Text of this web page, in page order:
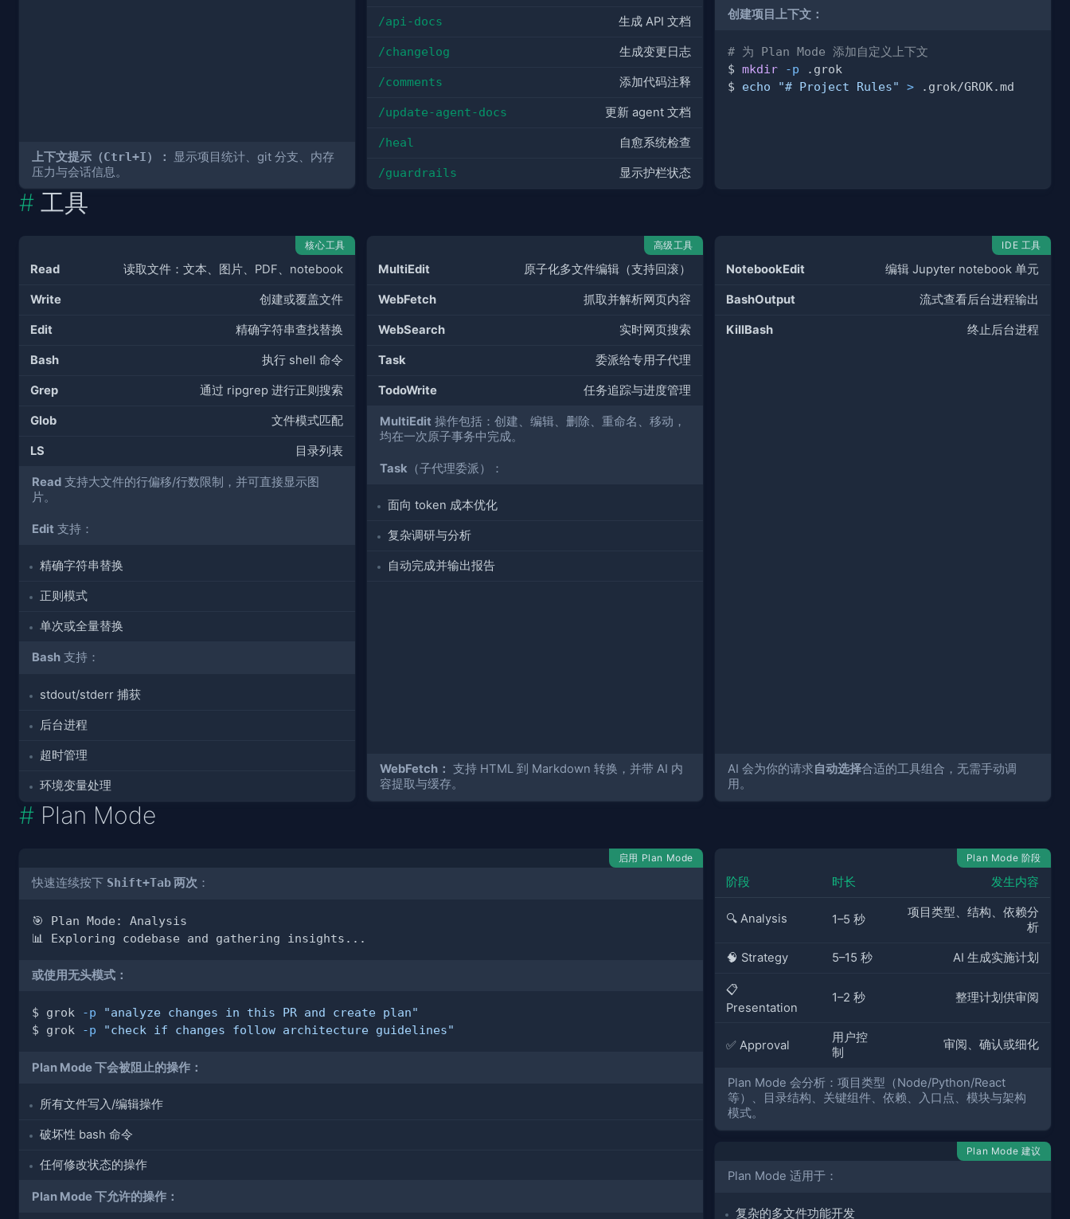
上下文提示（Ctrl+I）：
显示项目统计、git 分支、内存
压力与会话信息。
/api-docs 生成 API 文档
/changelog 生成变更日志
/comments 添加代码注释
/update-agent-docs 更新 agent 文档
/heal 自愈系统检查
/guardrails 显示护栏状态
创建项目上下文：
# 为 Plan Mode 添加自定义上下文
$ mkdir -p
$ echo "# Project Rules" >
工具
核心工具
Read 读取文件：文本、图片、PDF、notebook
Write 创建或覆盖文件
Edit 精确字符串查找替换
Bash 执行 shell 命令
Grep 通过 ripgrep 进行正则搜索
Glob 文件模式匹配
LS 目录列表
Read 支持大文件的行偏移/行数限制，并可直接显示图
片。
Edit 支持：
精确字符串替换
正则模式
单次或全量替换
Bash 支持：
stdout/stderr 捕获
后台进程
超时管理
环境变量处理
高级工具
MultiEdit 原子化多文件编辑（支持回滚）
WebFetch 抓取并解析网页内容
WebSearch 实时网页搜索
Task 委派给专用子代理
TodoWrite 任务追踪与进度管理
MultiEdit 操作包括：创建、编辑、删除、重命名、移动，
均在一次原子事务中完成。
Task （子代理委派）：
面向 token 成本优化
复杂调研与分析
自动完成并输出报告
WebFetch： 支持 HTML 到 Markdown 转换，并带 AI 内
容提取与缓存。
IDE 工具
NotebookEdit 编辑 Jupyter notebook 单元
BashOutput 流式查看后台进程输出
KillBash 终止后台进程
AI 会为你的请求自动选择合适的工具组合，无需手动调
用。
Plan Mode
启用 Plan Mode
快速连续按下 Shift+Tab两次 ：
或使用无头模式：
$ grok -p
"analyze changes in this PR and create plan"
$ grok
-p "check if changes follow architecture guidelines"
Plan Mode 下会被阻止的操作：
所有文件写入/编辑操作
破坏性 bash 命令
任何修改状态的操作
Plan Mode 下允许的操作：
Plan Mode 阶段
阶段 时长 发生内容
🔍 Analysis 1–5 秒
项目类型、结构、依赖分
析
🧠 Strategy 5–15 秒 AI 生成实施计划
📋
Presentation
1–2 秒 整理计划供审阅
✅ Approval
用户控
制
审阅、确认或细化
Plan Mode 会分析：项目类型（Node/Python/React
等）、目录结构、关键组件、依赖、入口点、模块与架构
模式。
Plan Mode 建议
Plan Mode 适用于：
复杂的多文件功能开发